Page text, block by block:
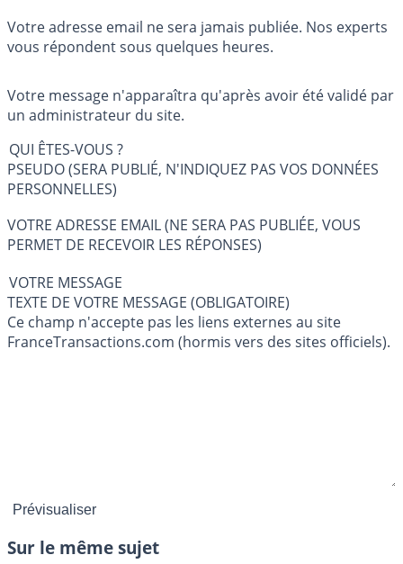
Votre adresse email ne sera jamais publiée. Nos experts
vous répondent sous quelques heures.
Votre message n'apparaîtra qu'après avoir été validé par
un administrateur du site.
QUI ÊTES-VOUS ?
PSEUDO (SERA PUBLIÉ, N'INDIQUEZ PAS VOS DONNÉES
PERSONNELLES)
VOTRE ADRESSE EMAIL (NE SERA PAS PUBLIÉE, VOUS
PERMET DE RECEVOIR LES RÉPONSES)
VOTRE MESSAGE
TEXTE DE VOTRE MESSAGE (OBLIGATOIRE)
Ce champ n'accepte pas les liens externes au site
FranceTransactions.com (hormis vers des sites officiels).